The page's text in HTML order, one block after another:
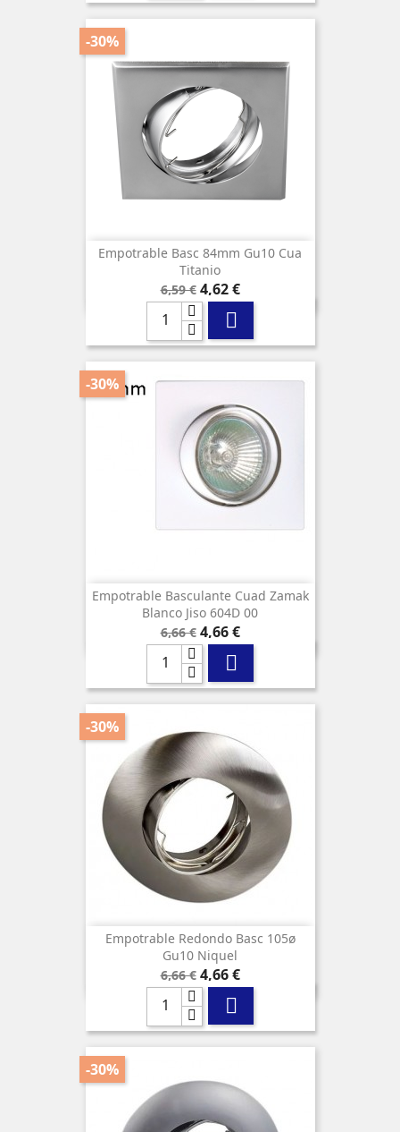
Empotrable Basc 84mm Gu10 Cua
Titanio
Precio
base
6,59 €
-30%
Precio
4,62 €

Empotrable Basculante Cuad Zamak
Blanco Jiso 604D 00
Precio
base
6,66 €
-30%
Precio
4,66 €

Empotrable Redondo Basc 105ø
Gu10 Niquel
Precio
base
6,66 €
-30%
Precio
4,66 €

-30%